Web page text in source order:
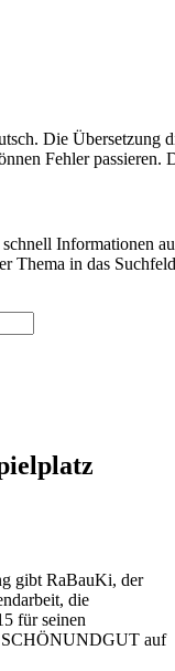
Die Übersetzung
Fehler passieren.
Informationen
Thema in das
gibt RaBauKi, der
die
für seinen
SCHÖNUNDGUT auf